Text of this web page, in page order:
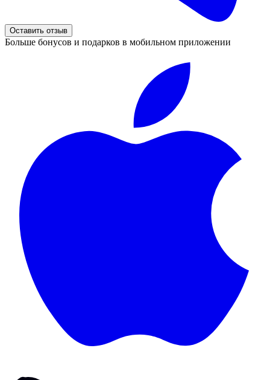
Оставить отзыв
Больше бонусов и подарков в мобильном приложении